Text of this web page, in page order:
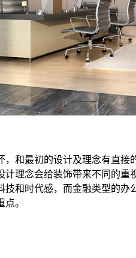
最初的设计及理念有直接
计理念会给装饰带来不同的
技和时代感，而金融类型的办
。